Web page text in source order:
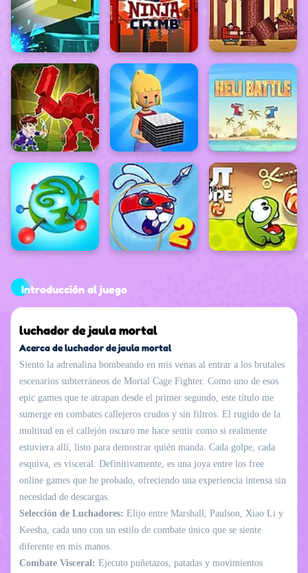
Introducción al juego
luchador de jaula mortal
Acerca de luchador de jaula mortal
Siento la adrenalina bombeando en mis venas al entrar a los brutales
escenarios subterráneos de Mortal Cage Fighter. Como uno de esos
epic games que te atrapan desde el primer segundo, este título me
sumerge en combates callejeros crudos y sin filtros. El rugido de la
multitud en el callejón oscuro me hace sentir como si realmente
estuviera allí, listo para demostrar quién manda. Cada golpe, cada
esquiva, es visceral. Definitivamente, es una joya entre los free
online games que he probado, ofreciendo una experiencia intensa sin
necesidad de descargas.
Selección de Luchadores: Elijo entre Marshall, Paulson, Xiao Li y
Keesha, cada uno con un estilo de combate único que se siente
diferente en mis manos.
Combate Visceral: Ejecuto puñetazos, patadas y movimientos